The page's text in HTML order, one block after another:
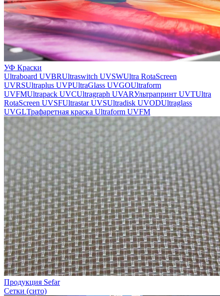
УФ Краски
Ultraboard UVBRUltraswitch UVSWUltra RotaScreen
UVRSUltraplus UVPUltraGlass UVGOUltraform
UVFMUltrapack UVCUltragraph UVARУльтрапринт UVTUltra
RotaScreen UVSFUltrastar UVSUltradisk UVODUltraglass
UVGLТрафаретная краска Ultraform UVFM
Продукция Sefar
Сетки (сито)